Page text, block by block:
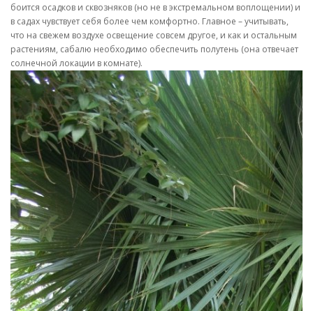
боится осадков и сквозняков (но не в экстремальном воплощении) и
в садах чувствует себя более чем комфортно. Главное – учитывать,
что на свежем воздухе освещение совсем другое, и как и остальным
растениям, сабалю необходимо обеспечить полутень (она отвечает
солнечной локации в комнате).